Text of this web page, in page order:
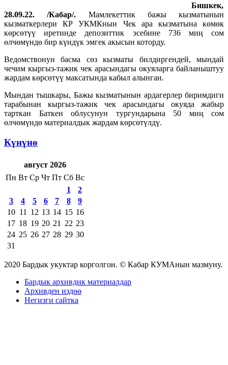
Бишкек,
28.09.22. /Кабар/. Мамлекеттик бажы кызматынын
кызматкерлери КР УКМКнын Чек ара кызматына көмөк
көрсөтүү иретинде депозиттик эсебине 736 миң сом
өлчөмүндө бир күндүк эмгек акысын которду.
Ведомствонун басма сөз кызматы билдиргендей, мындай
чечим кыргыз-тажик чек арасындагы окуяларга байланыштуу
жардам көрсөтүү максатында кабыл алынган.
Мындан тышкары, Бажы кызматынын ардагерлер биримдиги
тарабынан кыргыз-тажик чек арасындагы окуяда жабыр
тарткан Баткен облусунун тургундарына 50 миң сом
өлчөмүндө материалдык жардам көрсөтүлдү.
Күнүнө
август 2026
Пн Вт Ср Чт Пт Сб Вс
1
2
3
4 5 6 7 8
9
10 11 12 13 14 15 16
17 18 19 20 21 22 23
24 25 26 27 28 29 30
31
2020 Бардык укуктар корголгон. © Кабар КУМАнын мазмуну.
Бардык архивдик материалдар
Архивден издөө
Негизги сайтка